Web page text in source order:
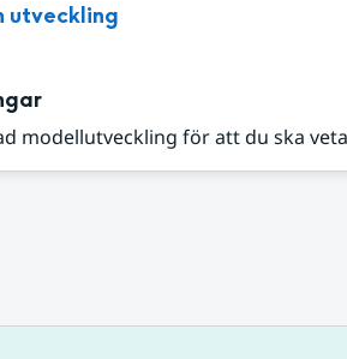
utveckling
modellutveckling för att du ska